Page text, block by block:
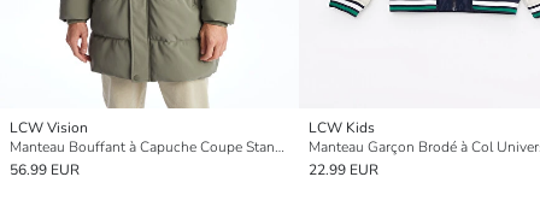
LCW Vision
Manteau Bouffant à Capuche Coupe Standard pour Hommes
56.99 EUR
LCW Kids
Manteau Garçon Brodé à Col
22.99 EUR